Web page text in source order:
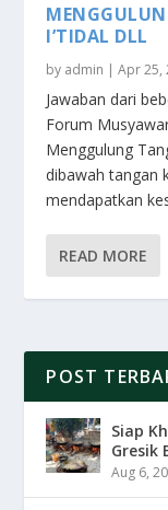
I’TIDAL DLL
by admin |Apr 25,
Jawaban dari
Forum
Menggulung
dibawah tangan
mendapatkan
READ MORE
POST
Siap
Gresik
Aug 6,